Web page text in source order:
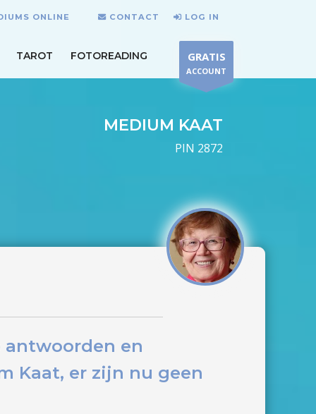
ONLINE CONTACT LOG IN
TAROT FOTOREADING GRATIS
ACCOUNT
MEDIUM KAAT
PIN 2872
en
Kaat, er zijn nu geen